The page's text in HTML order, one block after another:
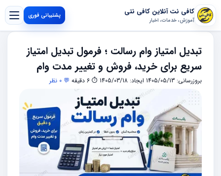
کافی نت آنلاین کافی نتی
آموزش، خدمات، اخبار
پشتیبانی فوری
تبدیل امتیاز وام رسالت ؛ فرمول تبدیل امتیاز
سریع برای خرید، فروش و تغییر مدت وام
بروزرسانی: 1405/05/13 ایجاد: 1405/03/18 ⏱ 6 دقیقه 💬 0 نظر